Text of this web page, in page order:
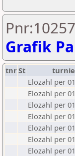
Grafik
tnrSt
Elozahl per
Elozahl per
Elozahl per
Elozahl per
Elozahl per
Elozahl per
Elozahl per